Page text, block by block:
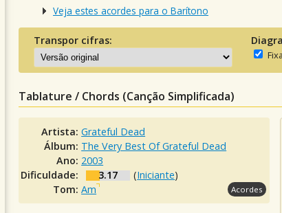
Veja estes acordes para o Barítono
Transpor cifras:
Tablature / Chords (Canção Simplificada)
Artista:Grateful Dead
Álbum: The Very Best Of Grateful Dead
Ano: 2003
Dificuldade:
3.17 (Iniciante)
Tom:Am Acordes